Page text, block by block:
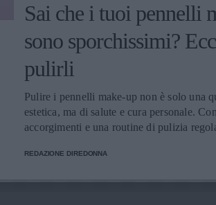
Sai che i tuoi pennelli
sono sporchissimi?
pulirli
Pulire i pennelli make-up non è solo una
estetica, ma di salute e cura personale.
accorgimenti e una routine di pulizia
più sana e prolungare la vita dei preziosi
REDAZIONE DIREDONNA